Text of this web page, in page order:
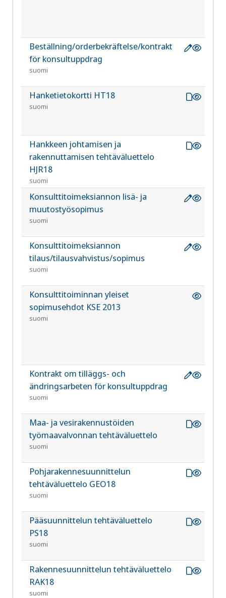
Beställning/orderbekräftelse/kontrakt
för konsultuppdrag
suomi
Hanketietokortti HT18
suomi
Hankkeen johtamisen ja
rakennuttamisen tehtäväluettelo
HJR18
suomi
Konsulttitoimeksiannon lisä- ja
muutostyösopimus
suomi
Konsulttitoimeksiannon
tilaus/tilausvahvistus/sopimus
suomi
Konsulttitoiminnan yleiset
sopimusehdot KSE 2013
suomi
Kontrakt om tilläggs- och
ändringsarbeten för konsultuppdrag
suomi
Maa- ja vesirakennustöiden
työmaavalvonnan tehtäväluettelo
suomi
Pohjarakennesuunnittelun
tehtäväluettelo GEO18
suomi
Pääsuunnittelun tehtäväluettelo
PS18
suomi
Rakennesuunnittelun tehtäväluettelo
RAK18
suomi